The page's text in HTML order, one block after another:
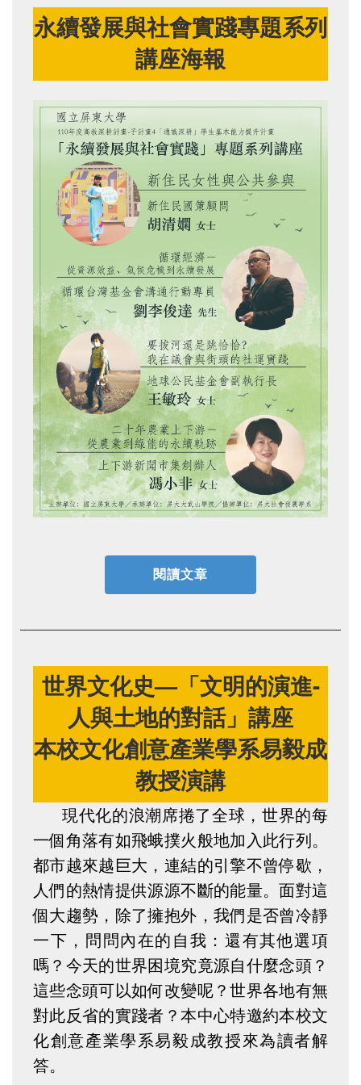
永續發展與社會實踐專題系列
講座海報
閱讀文章
世界文化史—「文明的演進-
人與土地的對話」講座
本校文化創意產業學系易毅成
教授演講
現代化的浪潮席捲了全球，世界的每
一個角落有如飛蛾撲火般地加入此行列。
都市越來越巨大，連結的引擎不曾停歇，
人們的熱情提供源源不斷的能量。面對這
個大趨勢，除了擁抱外，我們是否曾冷靜
一下，問問內在的自我：還有其他選項
嗎？今天的世界困境究竟源自什麼念頭？
這些念頭可以如何改變呢？世界各地有無
對此反省的實踐者？本中心特邀約本校文
化創意產業學系易毅成教授來為讀者解
答。